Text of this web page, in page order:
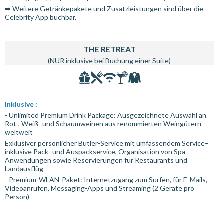
➡ Weitere Getränkepakete und Zusatzleistungen sind über die
Celebrity App buchbar.
THE RETREAT
(NUR inklusive bei Buchung einer Suite)
inklusive :
- Unlimited Premium Drink Package: Ausgezeichnete Auswahl an
Rot-, Weiß- und Schaumweinen aus renommierten Weingütern
weltweit
Exklusiver persönlicher Butler-Service mit umfassendem Service–
inklusive Pack- und Auspackservice, Organisation von Spa-
Anwendungen sowie Reservierungen für Restaurants und
Landausflüg
- Premium-WLAN-Paket: Internetzugang zum Surfen, für E-Mails,
Videoanrufen, Messaging-Apps und Streaming (2 Geräte pro
Person)